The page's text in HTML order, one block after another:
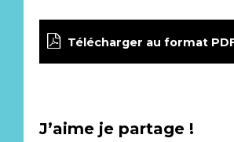
Télécharger au format
J’aime je partage !